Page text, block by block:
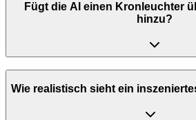
Fügt die AI einen Kronleuchter
hinzu?
Wie realistisch sieht ein